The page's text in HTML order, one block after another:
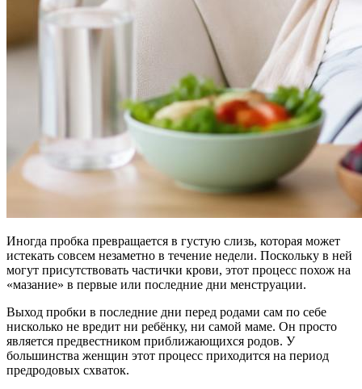
Иногда пробка превращается в густую слизь, которая может
истекать совсем незаметно в течение недели. Поскольку в ней
могут присутствовать частички крови, этот процесс похож на
«мазание» в первые или последние дни менструации.
Выход пробки в последние дни перед родами сам по себе
нисколько не вредит ни ребёнку, ни самой маме. Он просто
является предвестником приближающихся родов. У
большинства женщин этот процесс приходится на период
предродовых схваток.